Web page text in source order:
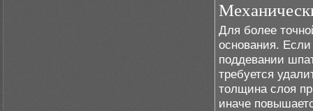
Для более
основания.
поддевании
требуется
толщина слоя
иначе